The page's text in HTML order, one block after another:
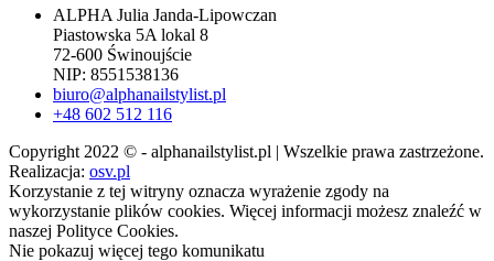
ALPHA Julia Janda-Lipowczan
Piastowska 5A lokal 8
72-600 Świnoujście
NIP: 8551538136
biuro@alphanailstylist.pl
+48 602 512 116
Copyright 2022 © - alphanailstylist.pl | Wszelkie prawa zastrzeżone.
Realizacja: osv.pl
Korzystanie z tej witryny oznacza wyrażenie zgody na
wykorzystanie plików cookies. Więcej informacji możesz znaleźć w
naszej Polityce Cookies.
Nie pokazuj więcej tego komunikatu